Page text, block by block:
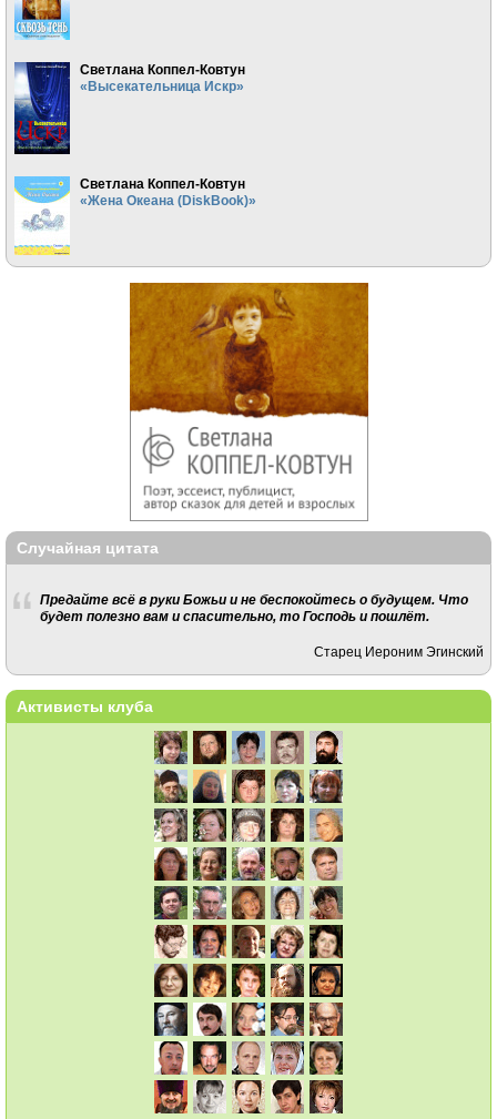
Светлана Коппел-Ковтун
«Высекательница Искр»
Светлана Коппел-Ковтун
«Жена Океана (DiskBook)»
Случайная цитата
Предайте всё в руки Божьи и не беспокойтесь о будущем. Что
будет полезно вам и спасительно, то Господь и пошлёт.
Старец Иероним Эгинский
Активисты клуба